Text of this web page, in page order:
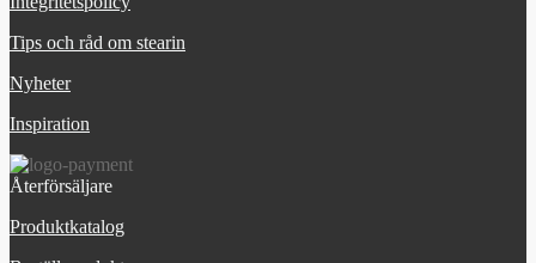
Tips och råd om stearin
Nyheter
Inspiration
Återförsäljare
Produktkatalog